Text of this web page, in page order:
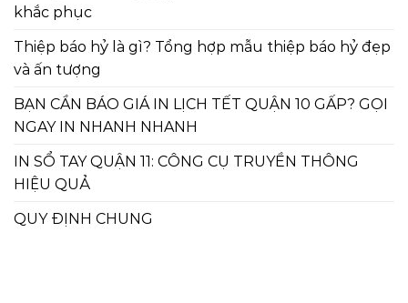
khắc phục
Thiệp báo hỷ là gì? Tổng hợp mẫu thiệp báo hỷ đẹp
và ấn tượng
BẠN CẦN BÁO GIÁ IN LỊCH TẾT QUẬN 10 GẤP? GỌI
NGAY IN NHANH NHANH
IN SỔ TAY QUẬN 11: CÔNG CỤ TRUYỀN THÔNG
HIỆU QUẢ
QUY ĐỊNH CHUNG